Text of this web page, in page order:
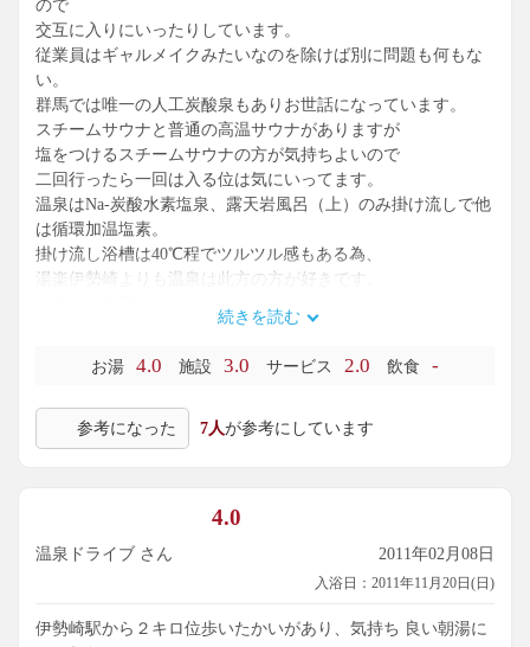
ので
交互に入りにいったりしています。
従業員はギャルメイクみたいなのを除けば別に問題も何もな
い。
群馬では唯一の人工炭酸泉もありお世話になっています。
スチームサウナと普通の高温サウナがありますが
塩をつけるスチームサウナの方が気持ちよいので
二回行ったら一回は入る位は気にいってます。
温泉はNa-炭酸水素塩泉、露天岩風呂（上）のみ掛け流しで他
は循環加温塩素。
掛け流し浴槽は40℃程でツルツル感もある為、
湯楽伊勢崎よりも温泉は此方の方が好きです。
岩盤浴も利用しましたがまあまあ。
有料休憩所は岩盤浴利用者のみが使えリクライニングでゆっ
ただ普通の休憩所は食事処の脇にある為、五月蝿くて休めな
いのが難点です。
温泉評価：73/100
続きを読む
お湯 4.0 施設 3.0 サービス 2.0 飲食 -
参考になった 7人が参考にしています
4.0
温泉ドライブ さん 2011年02月08日
入浴日：2011年11月20日(日)
伊勢崎駅から２キロ位歩いたかいがあり、気持ち 良い朝湯に